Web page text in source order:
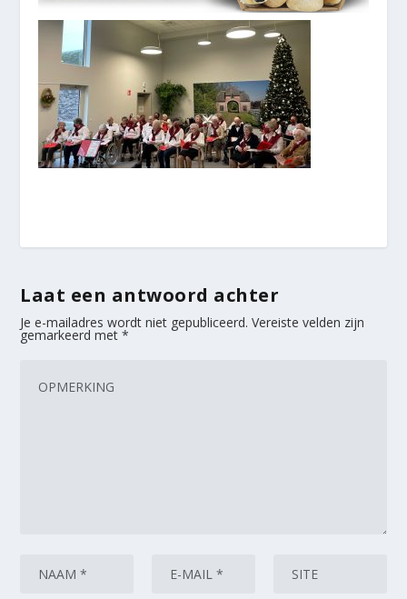
Laat een antwoord achter
Je e-mailadres wordt niet gepubliceerd. Vereiste velden zijn
gemarkeerd met*